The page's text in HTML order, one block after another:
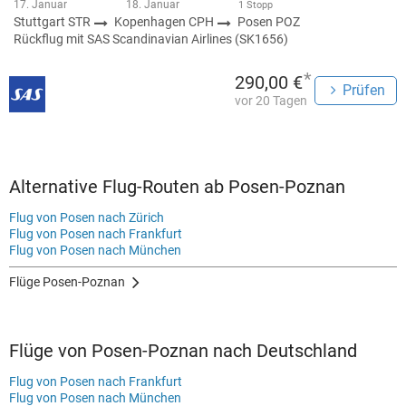
17. Januar 18. Januar 1 Stopp
Stuttgart STR Kopenhagen CPH
Posen POZ
Rückflug mit SAS Scandinavian Airlines (SK1656)
290,00 €*
vor 20 Tagen
Prüfen
Alternative Flug-Routen ab Posen-Poznan
Flug von Posen nach Zürich
Flug von Posen nach Frankfurt
Flug von Posen nach München
Flüge Posen-Poznan
Flüge von Posen-Poznan nach Deutschland
Flug von Posen nach Frankfurt
Flug von Posen nach München